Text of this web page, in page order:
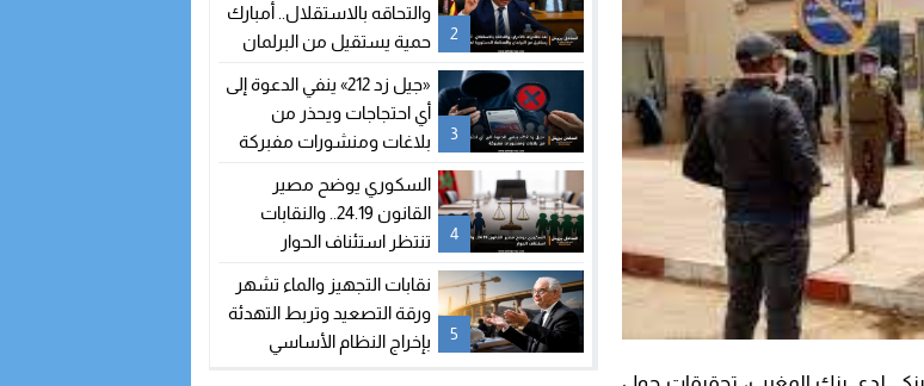
2
والتحاقه بالاستقلال.. أمبارك
حمية يستقيل من البرلمان
شغور مقعده
3
«جيل زد 212» ينفي الدعوة إلى
أي احتجاجات ويحذر من
بلاغات ومنشورات مفبركة
4
السكوري يوضح مصير
القانون 24.19.. والنقابات
تنتظر استئناف الحوار
5
نقابات التجهيز والماء تشهر
ورقة التصعيد وتربط التهدئة
بإخراج النظام الأساسي